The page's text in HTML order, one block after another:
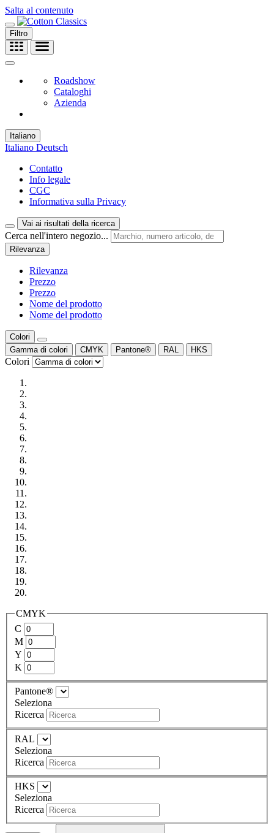
Salta al contenuto
Filtro
Roadshow
Cataloghi
Azienda
Italiano
Italiano Deutsch
Contatto
Info legale
CGC
Informativa sulla Privacy
Vai ai risultati della ricerca
Cerca nell'intero negozio...
Rilevanza
Rilevanza
Prezzo
Prezzo
Nome del prodotto
Nome del prodotto
Colori
Gamma di colori
CMYK Pantone® RAL HKS
Colori
CMYK
C
M
Y
K
Pantone®
Seleziona
Ricerca
RAL
Seleziona
Ricerca
HKS
Seleziona
Ricerca